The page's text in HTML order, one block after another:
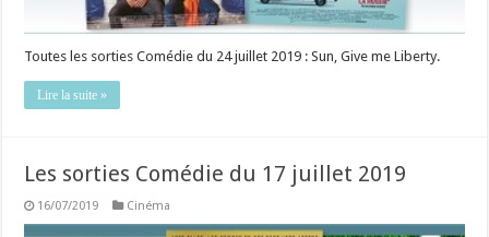
Toutes les sorties Comédie du 24 juillet 2019 : Sun, Give me Liberty.
Lire la suite »
Les sorties Comédie du 17 juillet 2019
16/07/2019 Cinéma